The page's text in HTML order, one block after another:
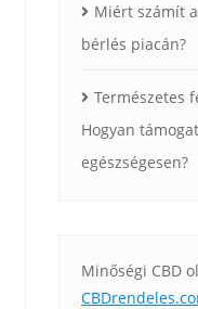
Miért számít
bérlés piacán?
Természetes
Hogyan
egészségesen?
Minőségi CBD